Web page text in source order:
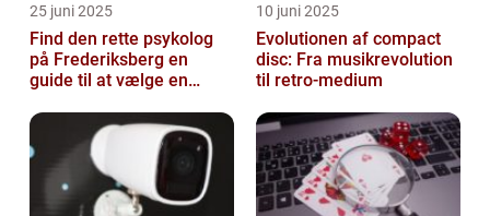
25 juni 2025
Find den rette psykolog
på Frederiksberg en
guide til at vælge en
10 juni 2025
Evolutionen af compact
disc: Fra musikrevolution
til retro-medium